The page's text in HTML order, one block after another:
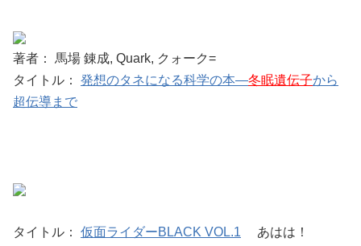
著者： 馬場 錬成, Quark, クォーク=
タイトル： 発想のタネになる科学の本―冬眠遺伝子から
超伝導まで
タイトル： 仮面ライダーBLACK VOL.1 あはは！